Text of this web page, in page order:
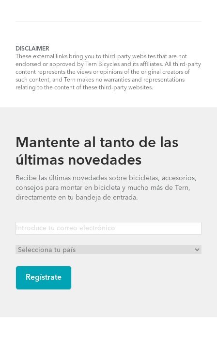
DISCLAIMER
These external links bring you to third-party websites that are not
endorsed or approved by Tern Bicycles and its affiliates. All third-party
content represents the views or opinions of the original creators of
such content, and Tern makes no warranties and representations
relating to the content of these third-party websites.
Mantente al tanto de las
últimas novedades
Recibe las últimas novedades sobre bicicletas, accesorios,
consejos para montar en bicicleta y mucho más de Tern,
directamente en tu bandeja de entrada.